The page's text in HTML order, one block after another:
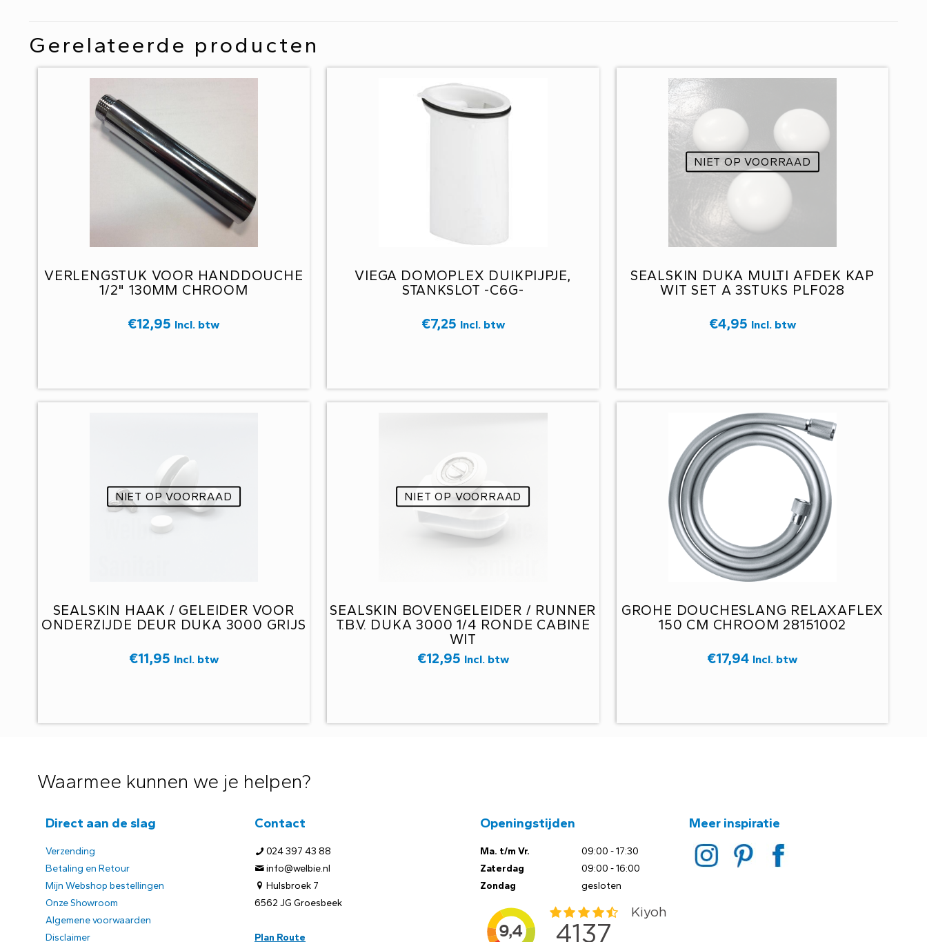
Gerelateerde producten
VERLENGSTUK VOOR HANDDOUCHE
1/2" 130MM CHROOM
€12,95 Incl. btw
VIEGA DOMOPLEX DUIKPIJPJE,
STANKSLOT -C6G-
€7,25 Incl. btw
NIET OP VOORRAAD
SEALSKIN DUKA MULTI AFDEK KAP
WIT SET A 3STUKS PLF028
€4,95 Incl. btw
NIET OP VOORRAAD
SEALSKIN HAAK / GELEIDER VOOR
ONDERZIJDE DEUR DUKA 3000 GRIJS
€11,95 Incl. btw
NIET OP VOORRAAD
SEALSKIN BOVENGELEIDER / RUNNER
T.B.V. DUKA 3000 1/4 RONDE CABINE
WIT
€12,95 Incl. btw
GROHE DOUCHESLANG RELAXAFLEX
150 CM CHROOM 28151002
€17,94 Incl. btw
Waarmee kunnen we je helpen?
Direct aan de slag
Verzending
Betaling en Retour
Mijn Webshop bestellingen
Onze Showroom
Algemene voorwaarden
Disclaimer
Contact
024 397 43 88
info@welbie.nl
Hulsbroek 7
6562 JG Groesbeek
Plan Route
Openingstijden
Ma. t/m Vr.
Zaterdag
Zondag
09:00 - 17:30
09:00 - 16:00
gesloten
Meer inspiratie